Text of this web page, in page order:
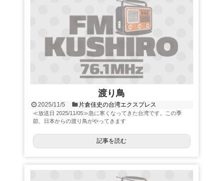
渡り鳥
2025/11/5 片倉佳史の台湾エクスプレス
≪放送日 2025/11/05≫急に寒くなってきた台湾です。この季
節、日本からの渡り鳥がやってきます
記事を読む